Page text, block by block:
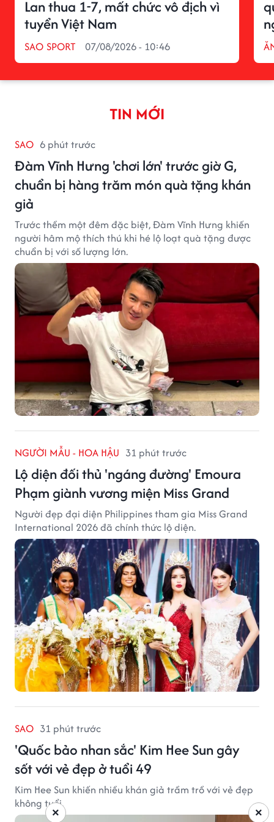
Lan thua 1-7, mất chức vô địch vì
tuyển Việt Nam
SAO SPORT 07/08/2026 - 10:46
TIN MỚI
SAO 6 phút trước
Đàm Vĩnh Hưng 'chơi lớn' trước giờ G,
chuẩn bị hàng trăm món quà tặng khán
giả
Trước thềm một đêm đặc biệt, Đàm Vĩnh Hưng khiến
người hâm mộ thích thú khi hé lộ loạt quà tặng được
chuẩn bị với số lượng lớn.
NGƯỜI MẪU - HOA HẬU 31 phút trước
Lộ diện đối thủ 'ngáng đường' Emoura
Phạm giành vương miện Miss Grand
Người đẹp đại diện Philippines tham gia Miss Grand
International 2026 đã chính thức lộ diện.
SAO 31 phút trước
'Quốc bảo nhan sắc' Kim Hee Sun gây
sốt với vẻ đẹp ở tuổi 49
Kim Hee Sun khiến nhiều khán giả trầm trồ với vẻ đẹp
không tuổi.
×
×